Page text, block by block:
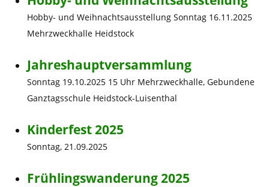
Hobby- und Weihnachtsausstellung Sonntag 16.11.2025
Mehrzweckhalle Heidstock
Jahreshauptversammlung
Sonntag 19.10.2025 15 Uhr Mehrzweckhalle, Gebundene
Ganztagsschule Heidstock-Luisenthal
Kinderfest 2025
Sonntag, 21.09.2025
Frühlingswanderung 2025